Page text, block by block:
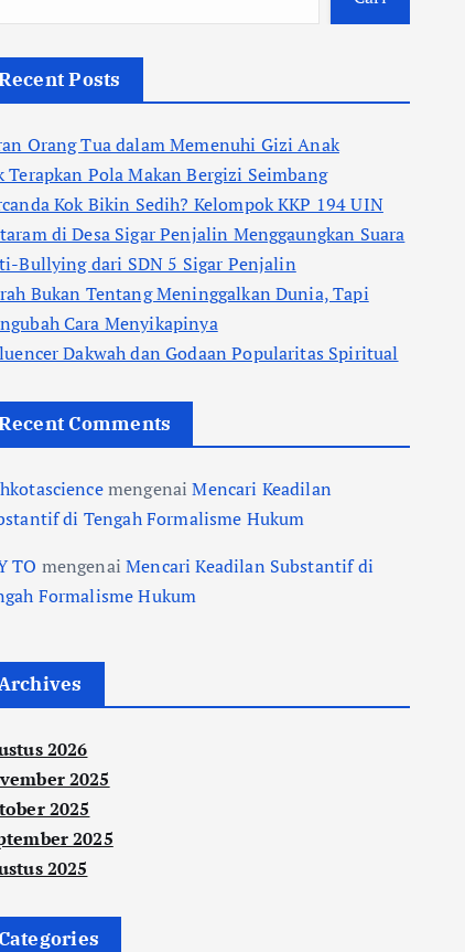
Posts
Orang Tua dalam Memenuhi Gizi Anak
Terapkan Pola Makan Bergizi Seimbang
Kok Bikin Sedih? Kelompok KKP 194 UIN
di Desa Sigar Penjalin Menggaungkan Suara
Bullying dari SDN 5 Sigar Penjalin
Bukan Tentang Meninggalkan Dunia, Tapi
Cara Menyikapinya
Dakwah dan Godaan Popularitas Spiritual
Comments
mengenaiMencari Keadilan
di Tengah Formalisme Hukum
TO mengenaiMencari Keadilan Substantif di
Formalisme Hukum
2026
2025
2025
2025
2025
Categories